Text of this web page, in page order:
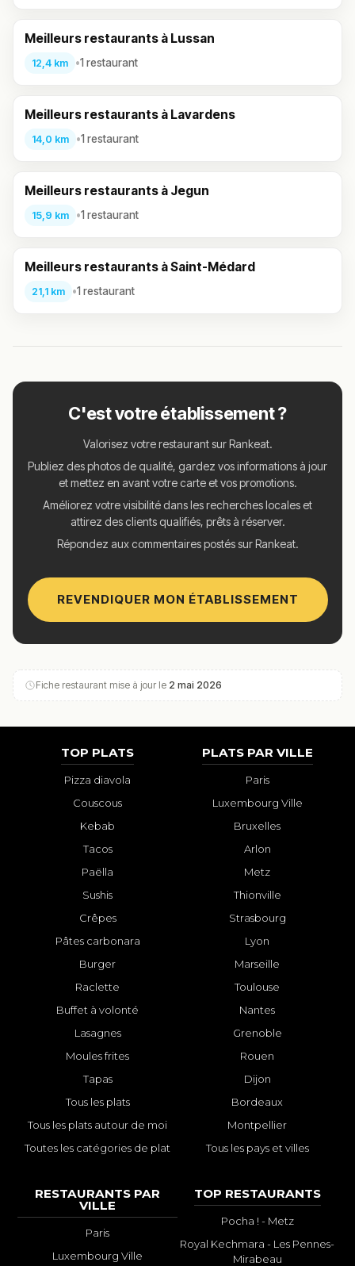
Meilleurs restaurants à Lussan
12,4 km •1 restaurant
Meilleurs restaurants à Lavardens
14,0 km •1 restaurant
Meilleurs restaurants à Jegun
15,9 km •1 restaurant
Meilleurs restaurants à Saint-Médard
21,1 km •1 restaurant
C'est votre établissement ?
Valorisez votre restaurant sur Rankeat.
Publiez des photos de qualité, gardez vos informations à jour
et mettez en avant votre carte et vos promotions.
Améliorez votre visibilité dans les recherches locales et
attirez des clients qualifiés, prêts à réserver.
Répondez aux commentaires postés sur Rankeat.
REVENDIQUER MON ÉTABLISSEMENT
Fiche restaurant mise à jour le 2 mai 2026
TOP PLATS
Pizza diavola
Couscous
Kebab
Tacos
Paëlla
Sushis
Crêpes
Pâtes carbonara
Burger
Raclette
Buffet à volonté
Lasagnes
Moules frites
Tapas
Tous les plats
Tous les plats autour de moi
Toutes les catégories de plat
PLATS PAR VILLE
Paris
Luxembourg Ville
Bruxelles
Arlon
Metz
Thionville
Strasbourg
Lyon
Marseille
Toulouse
Nantes
Grenoble
Rouen
Dijon
Bordeaux
Montpellier
Tous les pays et villes
RESTAURANTS PAR
VILLE
Paris
Luxembourg Ville
TOP RESTAURANTS
Pocha ! - Metz
Royal Kechmara - Les Pennes-
Mirabeau